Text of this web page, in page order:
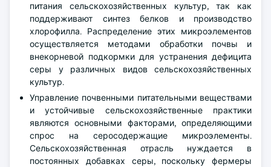
питания сельскохозяйственных культур, так как
поддерживают синтез белков и производство
хлорофилла. Распределение этих микроэлементов
осуществляется методами обработки почвы и
внекорневой подкормки для устранения дефицита
серы у различных видов сельскохозяйственных
культур.
Управление почвенными питательными веществами
и устойчивые сельскохозяйственные практики
являются основными факторами, определяющими
спрос на серосодержащие микроэлементы.
Сельскохозяйственная отрасль нуждается в
постоянных добавках серы, поскольку фермеры